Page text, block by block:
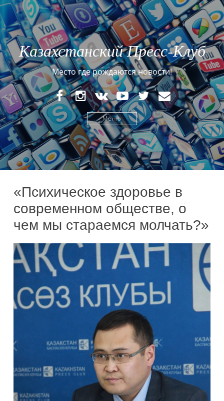
Казахстанский Пресс-Клуб
Место где рождаются новости!
FaceBookInstagram
VK YouTubeTwitterE-
mail
Меню
«Психическое здоровье в
современном обществе, о
чем мы стараемся молчать?»